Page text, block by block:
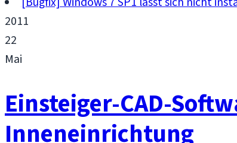
2011
22
Mai
Einsteiger-CAD-
Inneneinrichtung